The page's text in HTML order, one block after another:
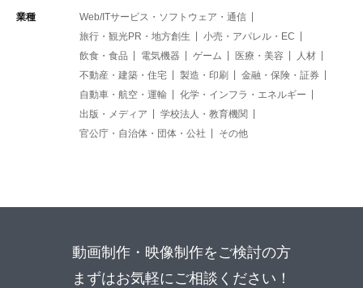
業種
Web/ITサービス・ソフトウェア・通信
旅行・観光PR・地方創生
小売・アパレル・EC
飲食・食品
電気機器 ゲーム 医療・美容
人材
不動産・建築・住宅
製造・印刷
金融・保険・証券
自動車・航空・運輸
化学・インフラ・エネルギー
出版・メディア
学校法人・教育機関
官公庁・自治体・団体・公社
その他
動画制作・映像制作をご検討の方
まずはお気軽にご相談ください！